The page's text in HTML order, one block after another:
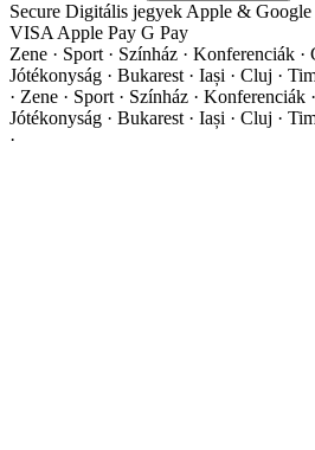
Secure Digitális jegyek Apple & Google
VISA Apple Pay G Pay
Zene · Sport · Színház · Konferenciák ·
Jótékonyság · Bukarest · Iași · Cluj ·
· Zene · Sport · Színház · Konferenciák
Jótékonyság · Bukarest · Iași · Cluj ·
·